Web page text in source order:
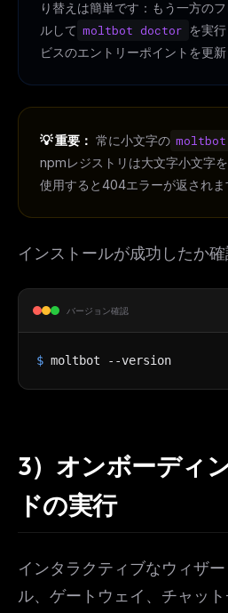
り替えは簡単です：もう一方の
ルして moltbot doctor を実
ビスのエントリーポイントを更新
💡 重要： 常に小文字の moltbot
npmレジストリは大文字小文字
使用すると404エラーが返されま
インストールが成功したか確
バージョン確認
$ moltbot --version
3）オンボーディ
ドの実行
インタラクティブなウィザ
ル、ゲートウェイ、チャッ